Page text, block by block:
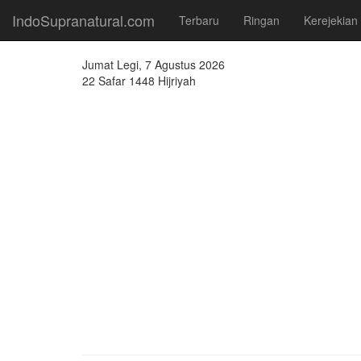
IndoSupranatural.com Terbaru Ringan Kerejekian
Jumat Legi, 7 Agustus 2026
22 Safar 1448 Hijriyah